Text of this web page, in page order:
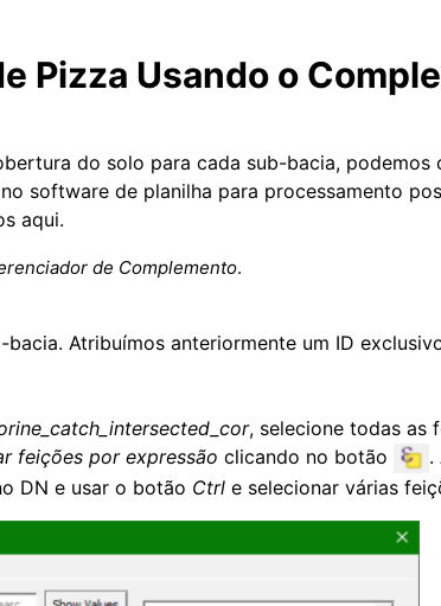
Pizza Usando o
do solo para cada sub-bacia, podemos
software de planilha para processamento
aqui.
de Complemento.
Atribuímos anteriormente um ID
, selecione todas as
feições por expressão clicando no botão .
DN e usar o botão Ctrl e selecionar várias